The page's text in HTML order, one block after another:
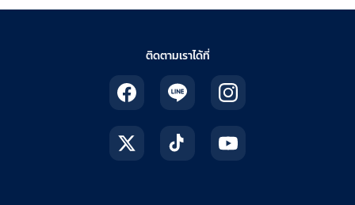
ติดตามเราได้ที่